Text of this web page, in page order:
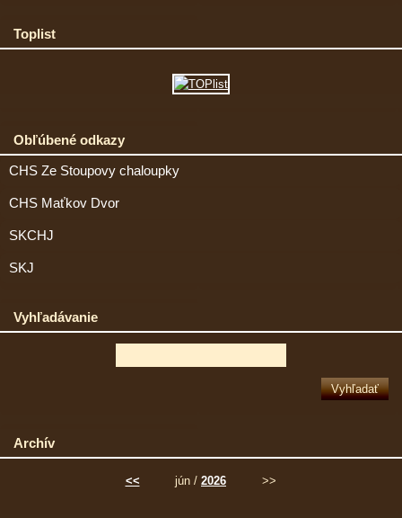
Toplist
Obľúbené odkazy
CHS Ze Stoupovy chaloupky
CHS Maťkov Dvor
SKCHJ
SKJ
Vyhľadávanie
Archív
<< jún / 2026 >>